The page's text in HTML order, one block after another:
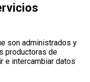
son administrados y
productoras de
e intercambiar datos